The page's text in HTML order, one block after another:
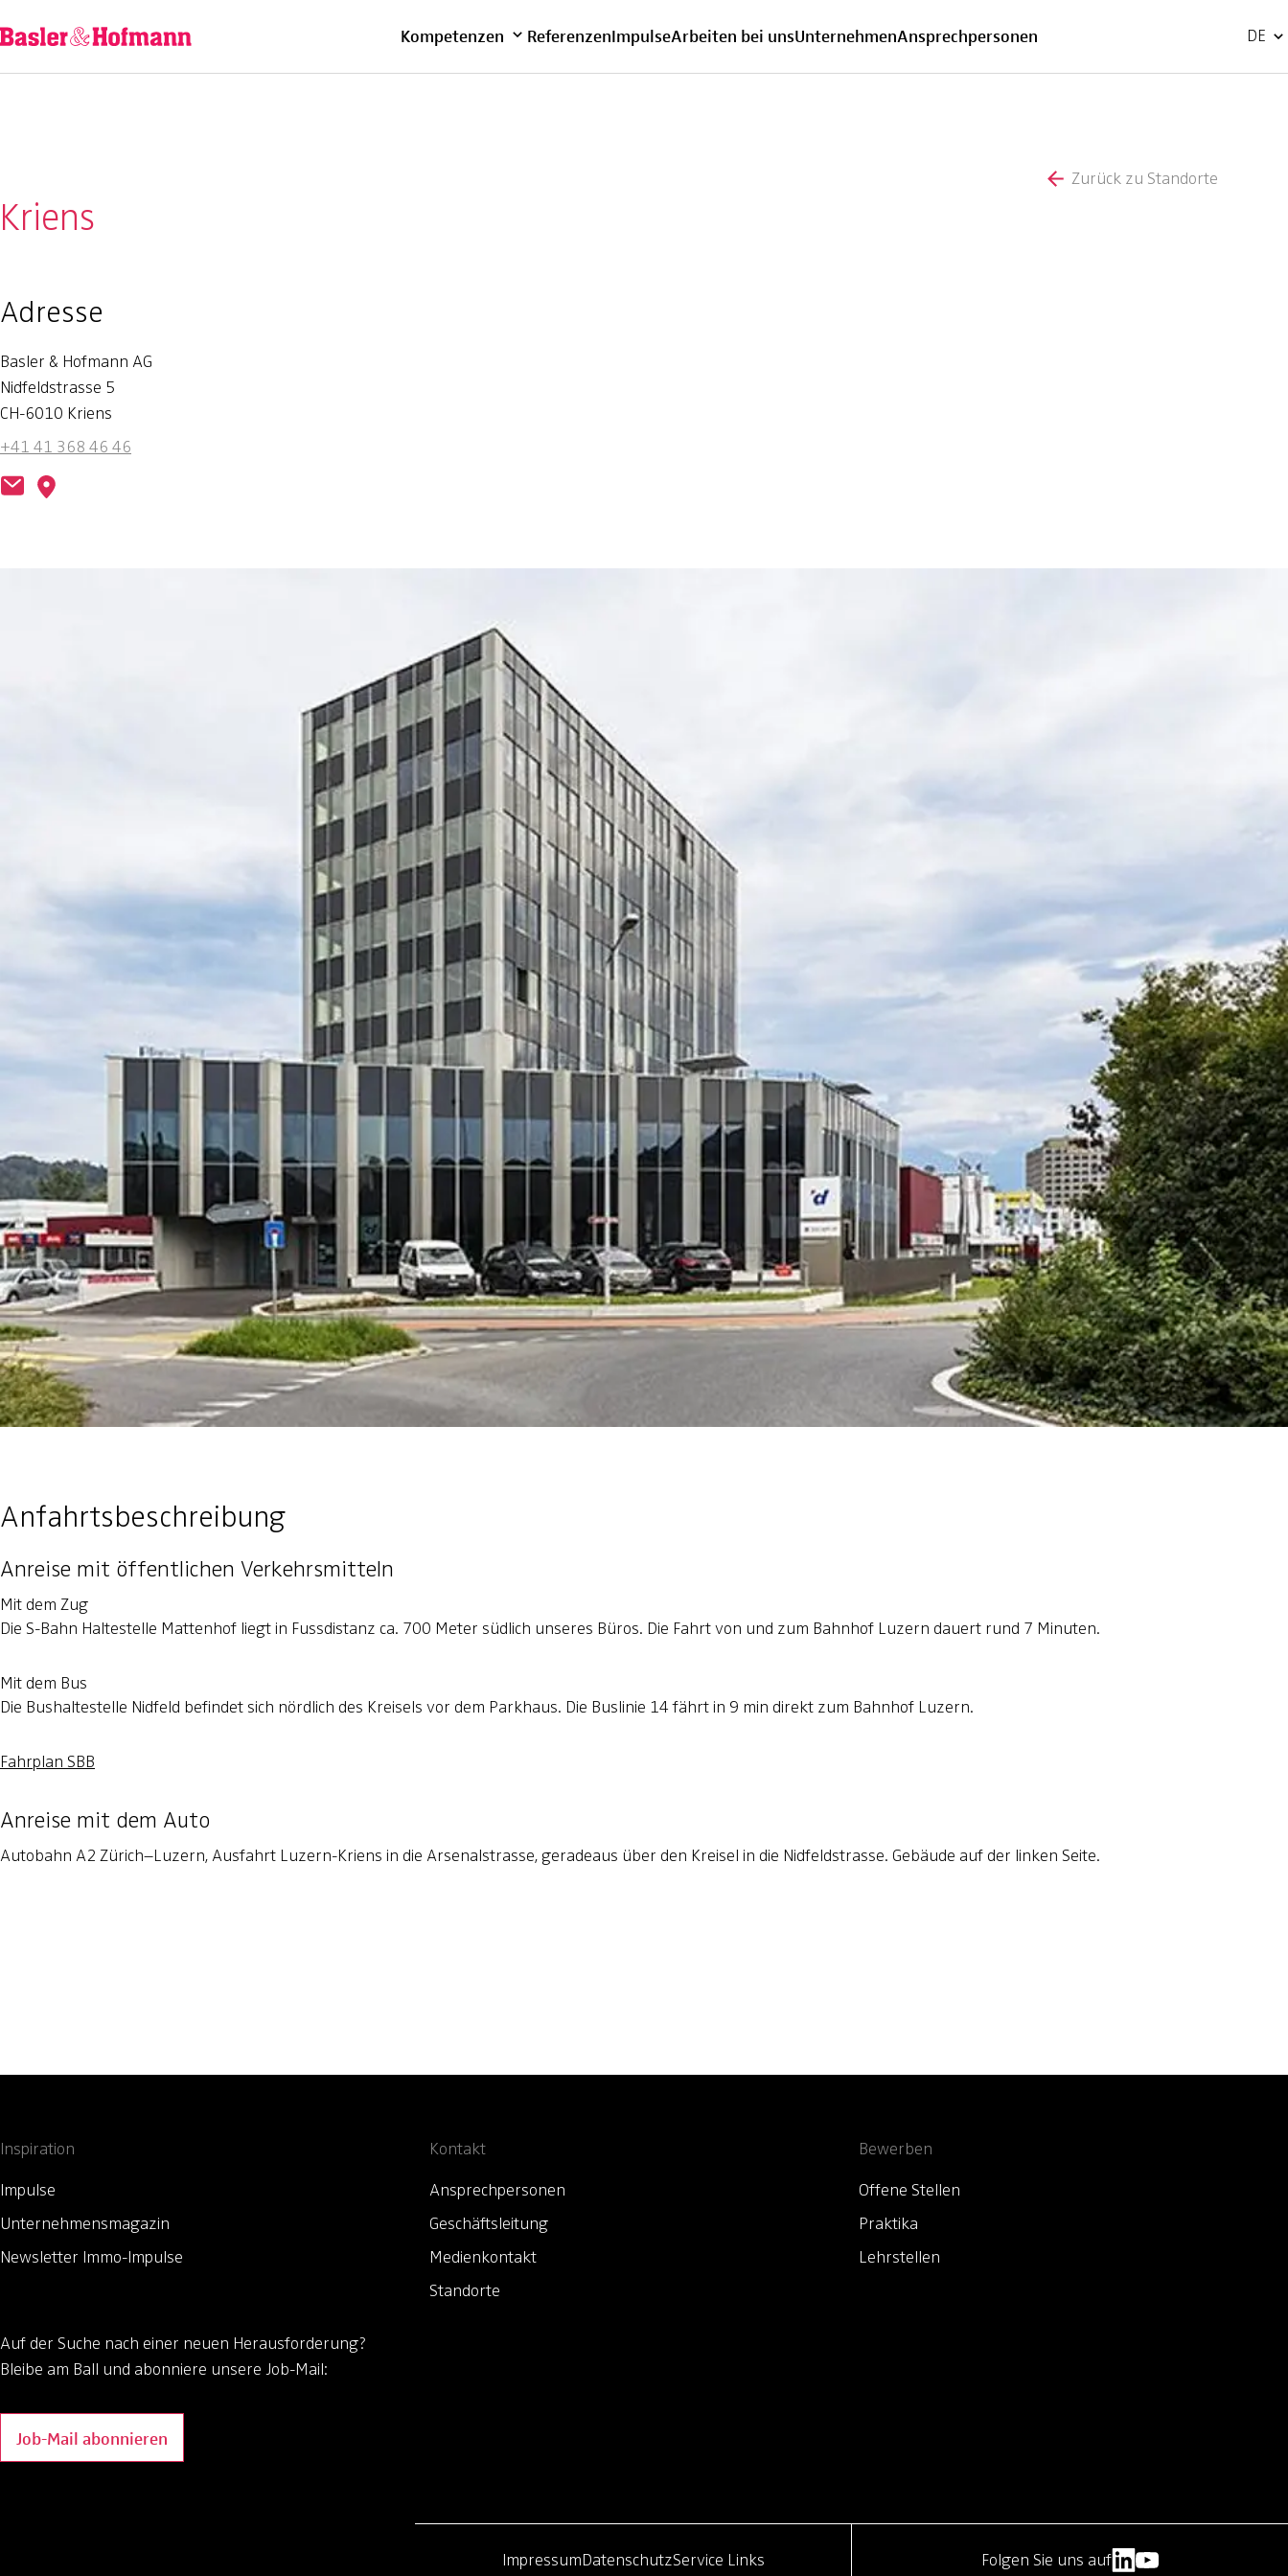
Kompetenzen
ReferenzenImpulseArbeiten bei unsUnternehmenAnsprechpersonen DE
EN
Zurück zu Standorte
Kriens
Adresse
Basler & Hofmann AG
Nidfeldstrasse 5
CH-6010 Kriens
+41 41 368 46 46
Anfahrtsbeschreibung
Anreise mit öffentlichen Verkehrsmitteln
Mit dem Zug
Die S-Bahn Haltestelle Mattenhof liegt in Fussdistanz ca. 700 Meter südlich unseres Büros. Die Fahrt von und zum Bahnhof Luzern dauert rund 7 Minuten.
Mit dem Bus
Die Bushaltestelle Nidfeld befindet sich nördlich des Kreisels vor dem Parkhaus. Die Buslinie 14 fährt in 9 min direkt zum Bahnhof Luzern.
Fahrplan SBB
Anreise mit dem Auto
Autobahn A2 Zürich–Luzern, Ausfahrt Luzern-Kriens in die Arsenalstrasse, geradeaus über den Kreisel in die Nidfeldstrasse. Gebäude auf der linken Seite.
Inspiration
Impulse
Unternehmensmagazin
Newsletter Immo-Impulse
Kontakt
Ansprechpersonen
Geschäftsleitung
Medienkontakt
Standorte
Bewerben
Offene Stellen
Praktika
Lehrstellen
Auf der Suche nach einer neuen Herausforderung?
Bleibe am Ball und abonniere unsere Job-Mail:
Job-Mail abonnieren
ImpressumDatenschutzService Links Folgen Sie uns auf